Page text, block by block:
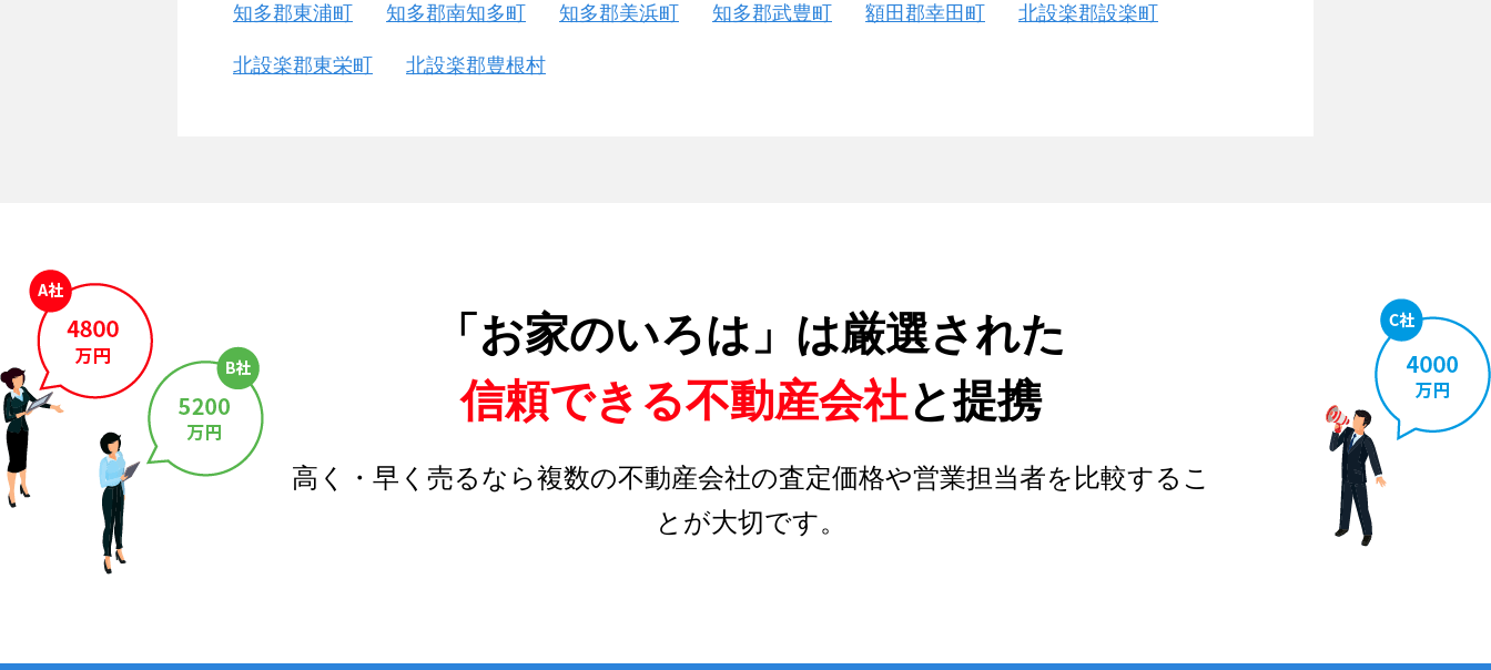
知多郡東浦町 知多郡南知多町 知多郡美浜町 知多郡武豊町 額田郡幸田町 北設楽郡設楽町
北設楽郡東栄町 北設楽郡豊根村
「お家のいろは」は厳選された
信頼できる不動産会社と提携
高く・早く売るなら複数の不動産会社の査定価格や営業担当者を比較するこ
とが大切です。